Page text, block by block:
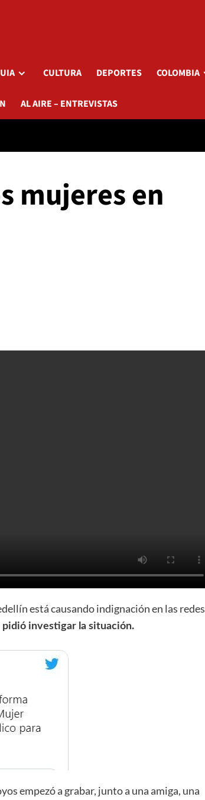
CULTURA DEPORTES COLOMBIA
AL AIRE – ENTREVISTAS
mujeres en
está causando indignación en las redes
pidió investigar la situación.
empezó a grabar, junto a una amiga, una